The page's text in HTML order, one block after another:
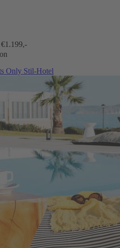
1.199,-
Only Stil-Hotel